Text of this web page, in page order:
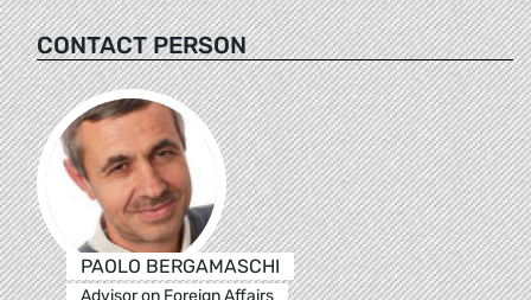
CONTACT PERSON
PAOLO BERGAMASCHI
Advisor on Foreign Affairs